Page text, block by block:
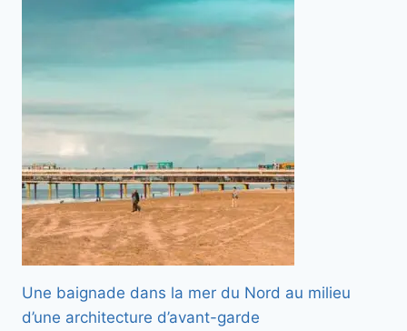
Une baignade dans la mer du Nord au milieu
d’une architecture d’avant-garde